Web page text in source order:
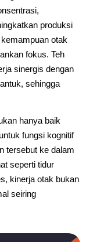
produksi
otak
fokus. Teh
sinergis dengan
sehingga
hanya baik
fungsi kognitif
tersebut ke dalam
seperti tidur
kinerja otak bukan
seiring